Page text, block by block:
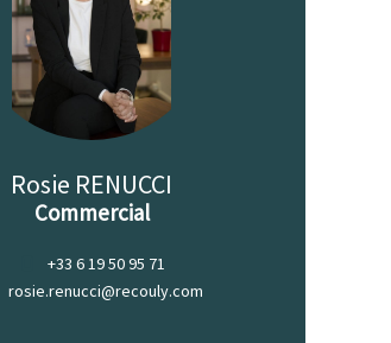
Rosie RENUCCI
Commercial
+33 6 19 50 95 71
rosie.renucci@recouly.com